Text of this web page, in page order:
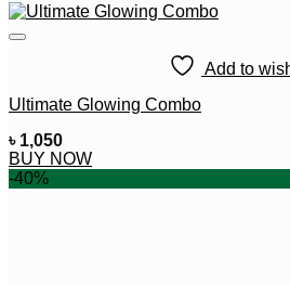
Add to
Ultimate Glowing Combo
৳1,050
BUY NOW
-40%